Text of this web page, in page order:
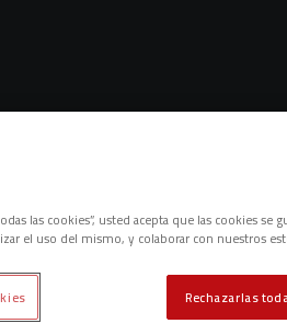
las cookies”, usted acepta que las cookies
el uso del mismo, y colaborar con nuestros
Rechazarlas